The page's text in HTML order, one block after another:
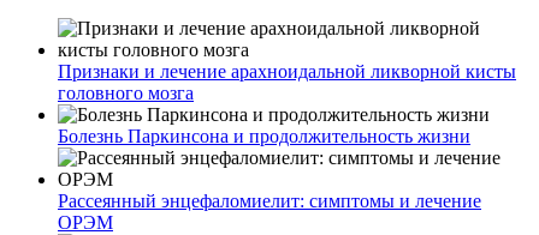
Признаки и лечение арахноидальной ликворной кисты
головного мозга
Болезнь Паркинсона и продолжительность жизни
Рассеянный энцефаломиелит: симптомы и лечение
ОРЭМ